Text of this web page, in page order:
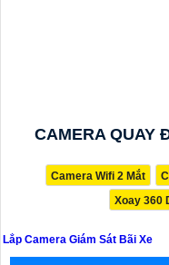
CAMERA QUAY
Camera Wifi 2 Mắt
Xoay 360
Lắp Camera Giám Sát Bãi Xe